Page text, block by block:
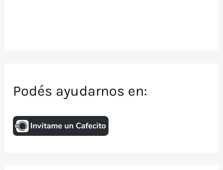
Podés ayudarnos en: